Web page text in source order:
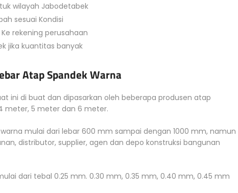
wilayah Jabodetabek
sesuai Kondisi
rekening perusahaan
jika kuantitas banyak
Atap Spandek Warna
ini di buat dan dipasarkan oleh beberapa produsen atap
meter, 5 meter dan 6 meter.
mulai dari lebar 600 mm sampai dengan 1000 mm, namun
distributor, supplier, agen dan depo konstruksi bangunan
dari tebal 0.25 mm. 0.30 mm, 0.35 mm, 0.40 mm, 0.45 mm